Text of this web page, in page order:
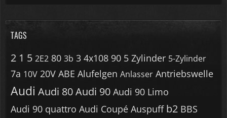
TAGS
2 1 5 2E2 80 3b 3 4x108 90 5 Zylinder 5-Zylinder
7a 10V 20V ABE Alufelgen Anlasser Antriebswelle
Audi Audi 80Audi 90 Audi 90 Limo
Audi 90 quattro Audi Coupé Auspuff b2 BBS